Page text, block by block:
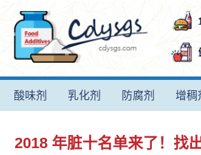
酸味剂 乳化剂 防腐剂 增稠
2018 年脏十名单来了！找